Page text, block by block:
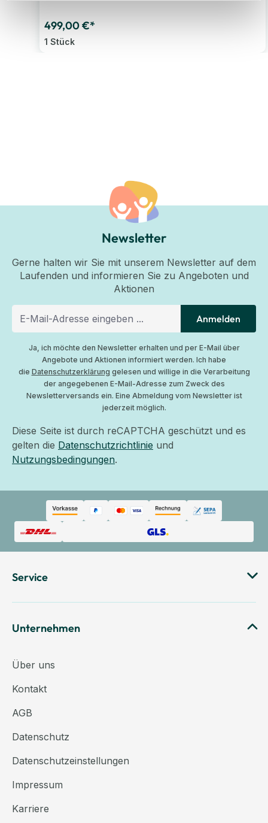
499,00 €*
1 Stück
Newsletter
Gerne halten wir Sie mit unserem Newsletter auf dem
Laufenden und informieren Sie zu Angeboten und
Aktionen
Anmelden
Ja, ich möchte den Newsletter erhalten und per E-Mail über
Angebote und Aktionen informiert werden. Ich habe
die Datenschutzerklärung gelesen und willige in die Verarbeitung
der angegebenen E-Mail-Adresse zum Zweck des
Newsletterversands ein. Eine Abmeldung vom Newsletter ist
jederzeit möglich.
Diese Seite ist durch reCAPTCHA geschützt und es
gelten die Datenschutzrichtlinie und
Nutzungsbedingungen.
Service
Unternehmen
Über uns
Kontakt
AGB
Datenschutz
Datenschutzeinstellungen
Impressum
Karriere